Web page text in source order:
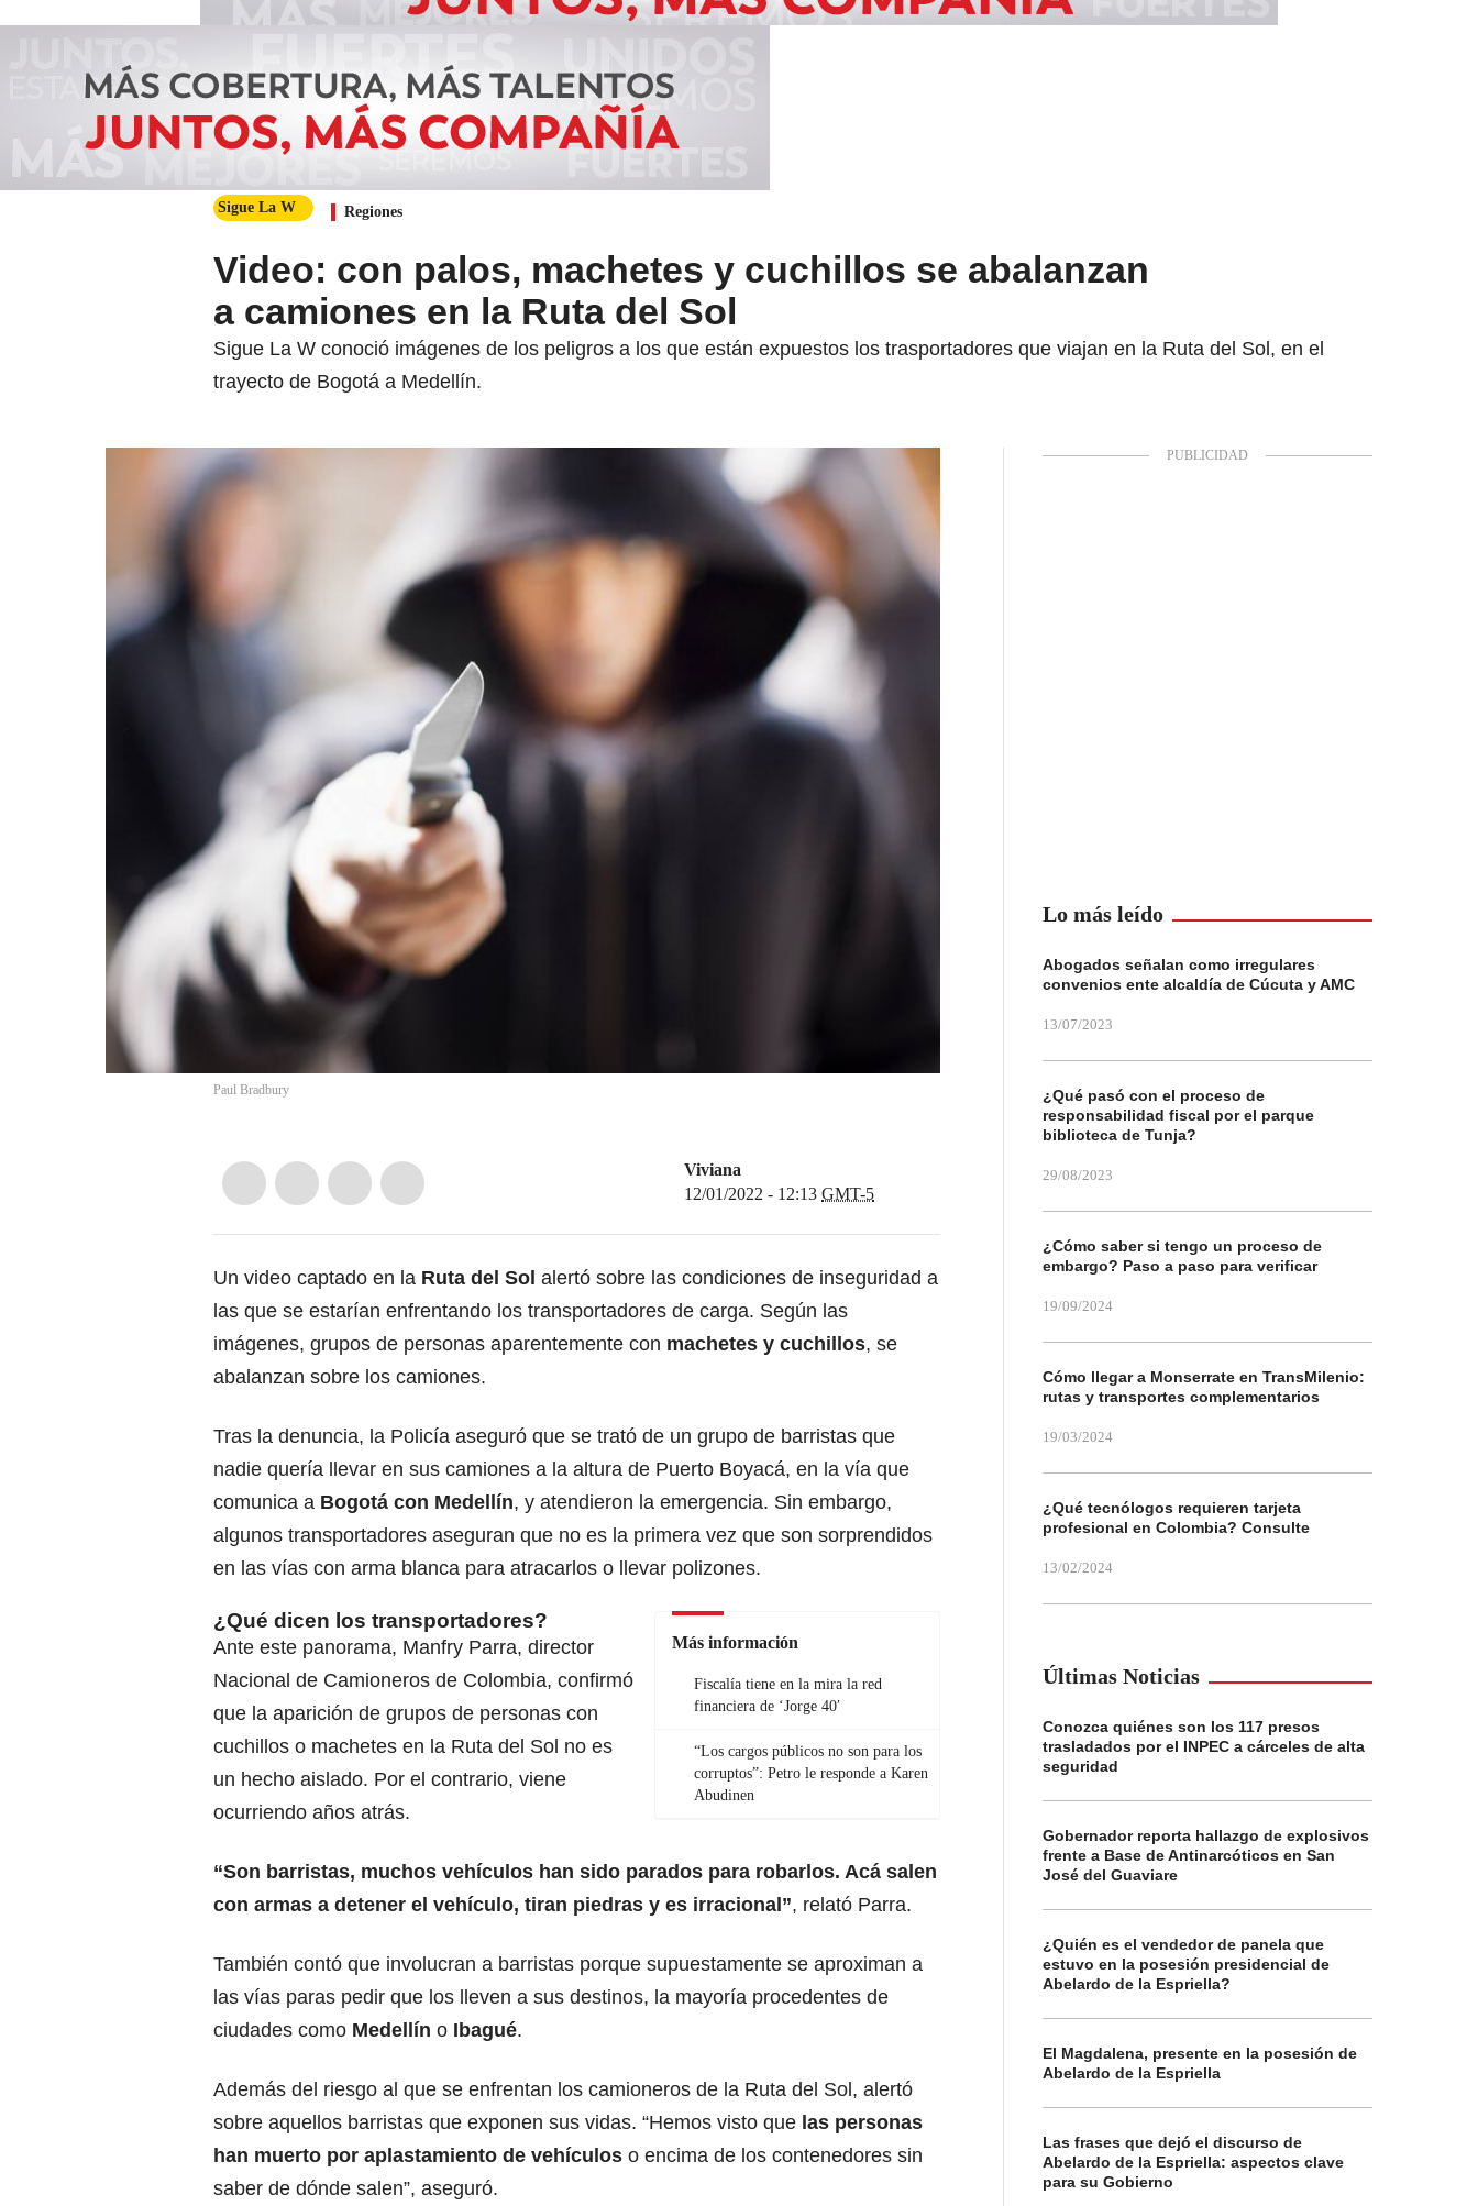
Sigue La W Regiones
Video: con palos, machetes y cuchillos se abalanzan
a camiones en la Ruta del Sol
Sigue La W conoció imágenes de los peligros a los que están expuestos los trasportadores que viajan en la Ruta del Sol, en el
trayecto de Bogotá a Medellín.
Paul Bradbury
Viviana
12/01/2022 - 12:13 GMT-5
Un video captado en la Ruta del Sol alertó sobre las condiciones de inseguridad a
las que se estarían enfrentando los transportadores de carga. Según las
imágenes, grupos de personas aparentemente con machetes y cuchillos, se
abalanzan sobre los camiones.
Tras la denuncia, la Policía aseguró que se trató de un grupo de barristas que
nadie quería llevar en sus camiones a la altura de Puerto Boyacá, en la vía que
comunica a Bogotá con Medellín, y atendieron la emergencia. Sin embargo,
algunos transportadores aseguran que no es la primera vez que son sorprendidos
en las vías con arma blanca para atracarlos o llevar polizones.
Más información
Fiscalía tiene en la mira la red
financiera de ‘Jorge 40′
“Los cargos públicos no son para los
corruptos”: Petro le responde a Karen
Abudinen
¿Qué dicen los transportadores?
Ante este panorama, Manfry Parra, director
Nacional de Camioneros de Colombia, confirmó
que la aparición de grupos de personas con
cuchillos o machetes en la Ruta del Sol no es
un hecho aislado. Por el contrario, viene
ocurriendo años atrás.
“Son barristas, muchos vehículos han sido parados para robarlos. Acá salen
con armas a detener el vehículo, tiran piedras y es irracional”, relató Parra.
También contó que involucran a barristas porque supuestamente se aproximan a
las vías paras pedir que los lleven a sus destinos, la mayoría procedentes de
ciudades como Medellín o Ibagué.
Además del riesgo al que se enfrentan los camioneros de la Ruta del Sol, alertó
sobre aquellos barristas que exponen sus vidas. “Hemos visto que las personas
han muerto por aplastamiento de vehículos o encima de los contenedores sin
saber de dónde salen”, aseguró.
Lo más leído
Abogados señalan como irregulares
convenios ente alcaldía de Cúcuta y AMC
13/07/2023
¿Qué pasó con el proceso de
responsabilidad fiscal por el parque
biblioteca de Tunja?
29/08/2023
¿Cómo saber si tengo un proceso de
embargo? Paso a paso para verificar
19/09/2024
Cómo llegar a Monserrate en TransMilenio:
rutas y transportes complementarios
19/03/2024
¿Qué tecnólogos requieren tarjeta
profesional en Colombia? Consulte
13/02/2024
Últimas Noticias
Conozca quiénes son los 117 presos
trasladados por el INPEC a cárceles de alta
seguridad
Gobernador reporta hallazgo de explosivos
frente a Base de Antinarcóticos en San
José del Guaviare
¿Quién es el vendedor de panela que
estuvo en la posesión presidencial de
Abelardo de la Espriella?
El Magdalena, presente en la posesión de
Abelardo de la Espriella
Las frases que dejó el discurso de
Abelardo de la Espriella: aspectos clave
para su Gobierno